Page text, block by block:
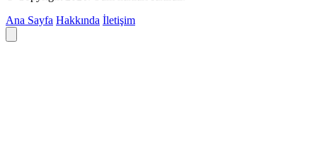
Ana Sayfa Hakkında İletişim